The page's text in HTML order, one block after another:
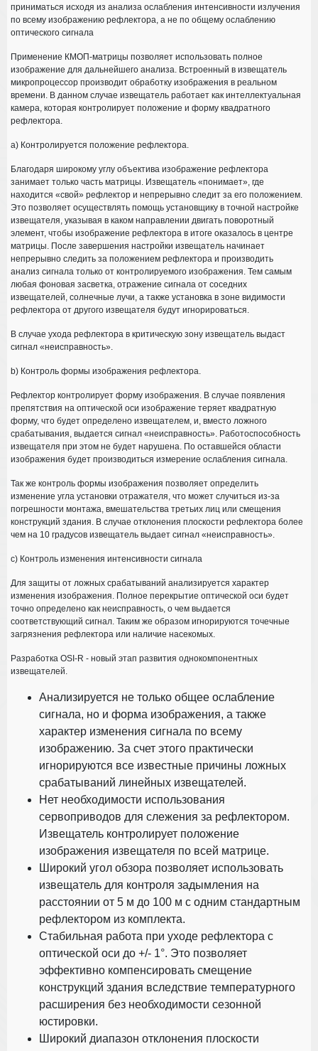
приниматься исходя из анализа ослабления интенсивности излучения
по всему изображению рефлектора, а не по общему ослаблению
оптического сигнала
Применение КМОП-матрицы позволяет использовать полное
изображение для дальнейшего анализа. Встроенный в извещатель
микропроцессор производит обработку изображения в реальном
времени. В данном случае извещатель работает как интеллектуальная
камера, которая контролирует положение и форму квадратного
рефлектора.
a) Контролируется положение рефлектора.
Благодаря широкому углу объектива изображение рефлектора
занимает только часть матрицы. Извещатель «понимает», где
находится «свой» рефлектор и непрерывно следит за его положением.
Это позволяет осуществлять помощь установщику в точной настройке
извещателя, указывая в каком направлении двигать поворотный
элемент, чтобы изображение рефлектора в итоге оказалось в центре
матрицы. После завершения настройки извещатель начинает
непрерывно следить за положением рефлектора и производить
анализ сигнала только от контролируемого изображения. Тем самым
любая фоновая засветка, отражение сигнала от соседних
извещателей, солнечные лучи, а также установка в зоне видимости
рефлектора от другого извещателя будут игнорироваться.
В случае ухода рефлектора в критическую зону извещатель выдаст
сигнал «неисправность».
b) Контроль формы изображения рефлектора.
Рефлектор контролирует форму изображения. В случае появления
препятствия на оптической оси изображение теряет квадратную
форму, что будет определено извещателем, и, вместо ложного
срабатывания, выдается сигнал «неисправность». Работоспособность
извещателя при этом не будет нарушена. По оставшейся области
изображения будет производиться измерение ослабления сигнала.
Так же контроль формы изображения позволяет определить
изменение угла установки отражателя, что может случиться из-за
погрешности монтажа, вмешательства третьих лиц или смещения
конструкций здания. В случае отклонения плоскости рефлектора более
чем на 10 градусов извещатель выдает сигнал «неисправность».
с) Контроль изменения интенсивности сигнала
Для защиты от ложных срабатываний анализируется характер
изменения изображения. Полное перекрытие оптической оси будет
точно определено как неисправность, о чем выдается
соответствующий сигнал. Таким же образом игнорируются точечные
загрязнения рефлектора или наличие насекомых.
Разработка OSI-R - новый этап развития однокомпонентных
извещателей.
Анализируется не только общее ослабление
сигнала, но и форма изображения, а также
характер изменения сигнала по всему
изображению. За счет этого практически
игнорируются все известные причины ложных
срабатываний линейных извещателей.
Нет необходимости использования
сервоприводов для слежения за рефлектором.
Извещатель контролирует положение
изображения извещателя по всей матрице.
Широкий угол обзора позволяет использовать
извещатель для контроля задымления на
расстоянии от 5 м до 100 м с одним стандартным
рефлектором из комплекта.
Стабильная работа при уходе рефлектора с
оптической оси до +/- 1°. Это позволяет
эффективно компенсировать смещение
конструкций здания вследствие температурного
расширения без необходимости сезонной
юстировки.
Широкий диапазон отклонения плоскости